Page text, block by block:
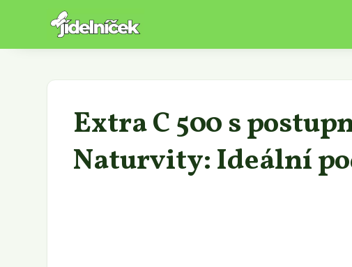
Extra C 500 s
Naturvity: Ideální